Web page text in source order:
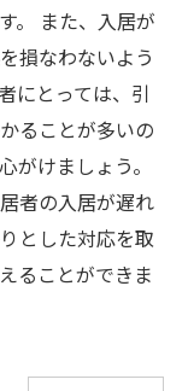
。 また、入居が
損なわないよう
にとっては、引
ることが多いの
がけましょう。
者の入居が遅れ
とした対応を取
ることができま